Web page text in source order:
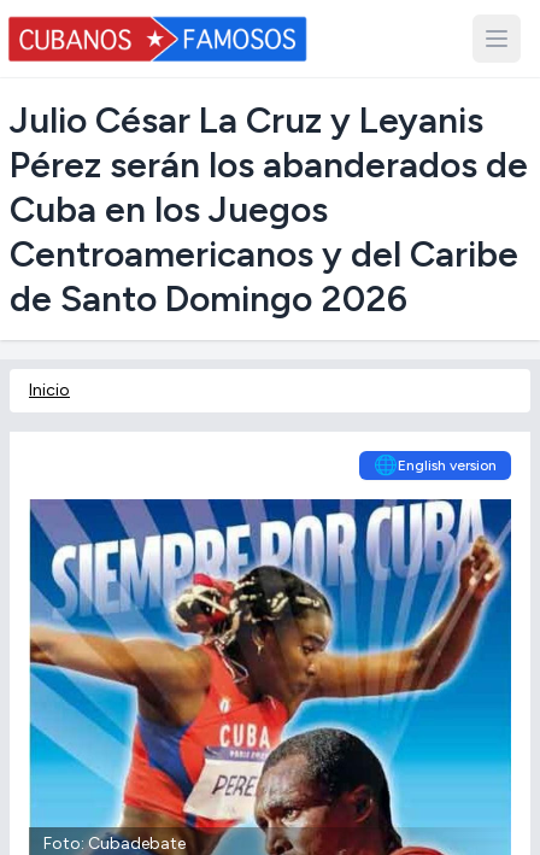
Julio César La Cruz y Leyanis
Pérez serán los abanderados de
Cuba en los Juegos
Centroamericanos y del Caribe
de Santo Domingo 2026
Inicio
🌐English version
Foto: Cubadebate